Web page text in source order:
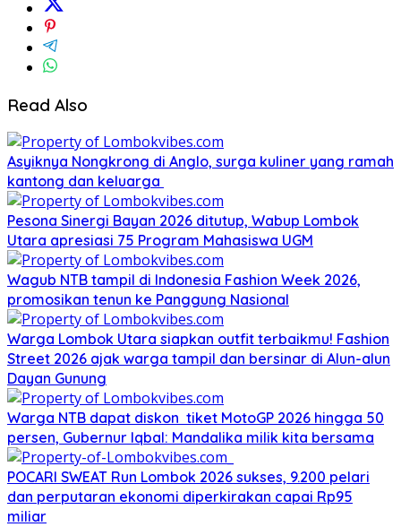
Read Also
Asyiknya Nongkrong di Anglo, surga kuliner yang ramah
kantong dan keluarga
Pesona Sinergi Bayan 2026 ditutup, Wabup Lombok
Utara apresiasi 75 Program Mahasiswa UGM
Wagub NTB tampil di Indonesia Fashion Week 2026,
promosikan tenun ke Panggung Nasional
Warga Lombok Utara siapkan outfit terbaikmu! Fashion
Street 2026 ajak warga tampil dan bersinar di Alun-alun
Dayan Gunung
Warga NTB dapat diskon tiket MotoGP 2026 hingga 50
persen, Gubernur Iqbal: Mandalika milik kita bersama
POCARI SWEAT Run Lombok 2026 sukses, 9.200 pelari
dan perputaran ekonomi diperkirakan capai Rp95
miliar